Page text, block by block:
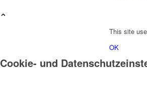
This site
OK
Cookie- und